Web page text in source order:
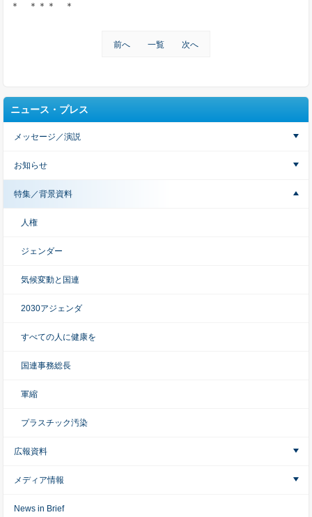
＊ ＊＊＊ ＊
前へ 一覧 次へ
ニュース・プレス
メッセージ／演説
お知らせ
特集／背景資料
人権
ジェンダー
気候変動と国連
2030アジェンダ
すべての人に健康を
国連事務総長
軍縮
プラスチック汚染
広報資料
メディア情報
News in Brief